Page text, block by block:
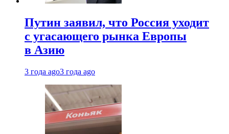
Путин заявил, что Россия уходит
с угасающего рынка Европы
в Азию
3 года ago3 года ago